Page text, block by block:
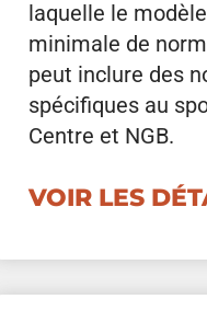
laquelle le
minimale de
peut inclure des
spécifiques au
Centre et NGB.
VOIR LES